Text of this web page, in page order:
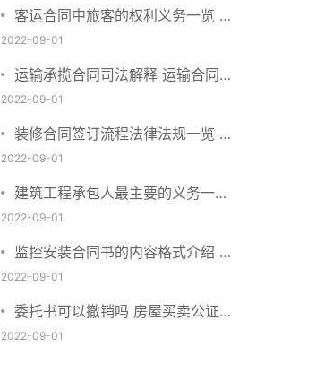
客运合同中旅客的权利义务一览 主
要包括这些内容
2022-09-01
运输承揽合同司法解释 运输合同中
承运人的义务有哪些
2022-09-01
装修合同签订流程法律法规一览 律
师解答
2022-09-01
建筑工程承包人最主要的义务一览
承包合同内容介绍
2022-09-01
监控安装合同书的内容格式介绍 一
般包括这些条款
2022-09-01
委托书可以撤销吗 房屋买卖公证可
否撤销
2022-09-01